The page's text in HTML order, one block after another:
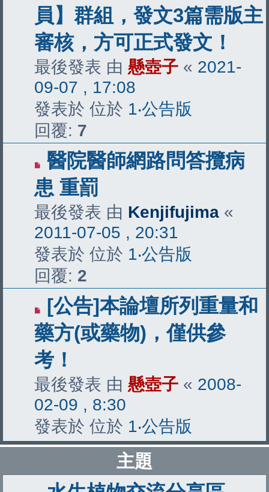
員】群組，發文3篇需版主
審核，方可正式發文！
最後發表 由 懸壺子 « 2021-
09-07 , 17:08
發表於 位於 1‧公告版
回覆: 7
醫院醫師網路問答攬病
患 重罰
最後發表 由 Kenjifujima «
2011-07-05 , 20:31
發表於 位於 1‧公告版
回覆: 2
[公告]本論壇所列重量和
藥方(或藥物)，僅供參
考！
最後發表 由 懸壺子 « 2008-
02-09 , 8:30
發表於 位於 1‧公告版
主題